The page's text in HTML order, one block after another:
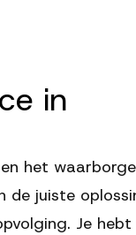
in
het
de juiste
Je